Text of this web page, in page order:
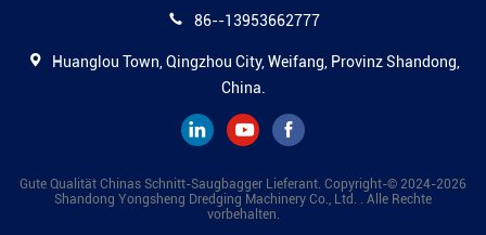
86--13953662777
Huanglou Town, Qingzhou City, Weifang, Provinz Shandong,
China.
Gute Qualität Chinas Schnitt-Saugbagger Lieferant. Copyright-© 2024-2026
Shandong Yongsheng Dredging Machinery Co., Ltd. . Alle Rechte
vorbehalten.